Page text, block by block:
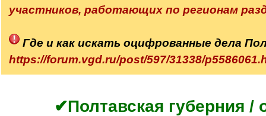
участников, работающих по регионам
Где и как искать оцифрованные дела
https://forum.vgd.ru/post/597/31338/
✔Полтавская губерния /